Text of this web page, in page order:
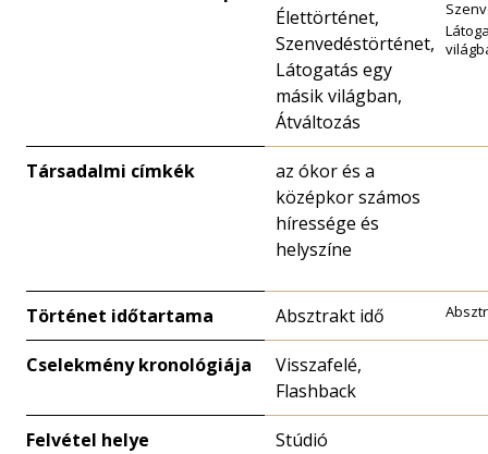
Élettörténet,
Szenvedéstörténet,
Látogatás egy
másik világban,
Átváltozás
Társadalmi címkék
az ókor és a
középkor számos
híressége és
helyszíne
Történet időtartama Absztrakt idő
Cselekmény kronológiája
Visszafelé,
Flashback
Felvétel helye Stúdió